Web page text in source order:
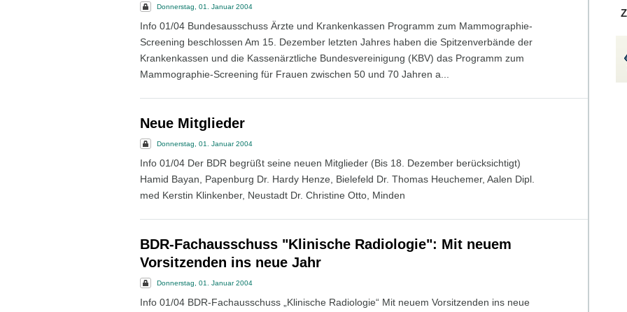
Donnerstag, 01. Januar 2004
Info 01/04 Bundesausschuss Ärzte und Krankenkassen Programm zum Mammographie-
Screening beschlossen Am 15. Dezember letzten Jahres haben die Spitzenverbände der
Krankenkassen und die Kassenärztliche Bundesvereinigung (KBV) das Programm zum
Mammographie-Screening für Frauen zwischen 50 und 70 Jahren a...
Neue Mitglieder
Donnerstag, 01. Januar 2004
Info 01/04 Der BDR begrüßt seine neuen Mitglieder (Bis 18. Dezember berücksichtigt)
Hamid Bayan, Papenburg Dr. Hardy Henze, Bielefeld Dr. Thomas Heuchemer, Aalen Dipl.
med Kerstin Klinkenber, Neustadt Dr. Christine Otto, Minden
BDR-Fachausschuss "Klinische Radiologie": Mit neuem
Vorsitzenden ins neue Jahr
Donnerstag, 01. Januar 2004
Info 01/04 BDR-Fachausschuss „Klinische Radiologie“ Mit neuem Vorsitzenden ins neue